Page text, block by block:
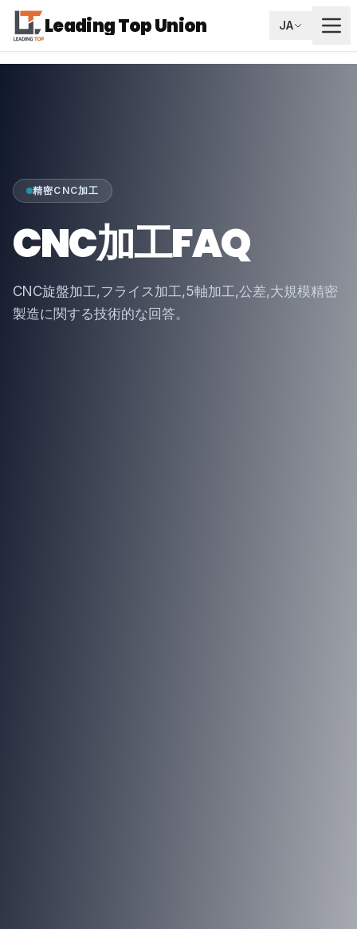
Leading Top Union JA
精密CNC加工
CNC加工FAQ
CNC旋盤加工,フライス加工,5軸加工,公差,大規模精密
製造に関する技術的な回答。